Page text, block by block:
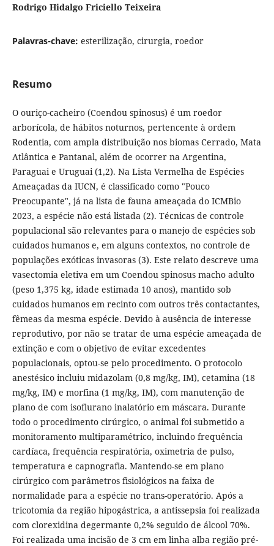
Rodrigo Hidalgo Friciello Teixeira
Palavras-chave: esterilização, cirurgia, roedor
Resumo
O ouriço-cacheiro (Coendou spinosus) é um roedor
arborícola, de hábitos noturnos, pertencente à ordem
Rodentia, com ampla distribuição nos biomas Cerrado, Mata
Atlântica e Pantanal, além de ocorrer na Argentina,
Paraguai e Uruguai (1,2). Na Lista Vermelha de Espécies
Ameaçadas da IUCN, é classificado como "Pouco
Preocupante", já na lista de fauna ameaçada do ICMBio
2023, a espécie não está listada (2). Técnicas de controle
populacional são relevantes para o manejo de espécies sob
cuidados humanos e, em alguns contextos, no controle de
populações exóticas invasoras (3). Este relato descreve uma
vasectomia eletiva em um Coendou spinosus macho adulto
(peso 1,375 kg, idade estimada 10 anos), mantido sob
cuidados humanos em recinto com outros três contactantes,
fêmeas da mesma espécie. Devido à ausência de interesse
reprodutivo, por não se tratar de uma espécie ameaçada de
extinção e com o objetivo de evitar excedentes
populacionais, optou-se pelo procedimento. O protocolo
anestésico incluiu midazolam (0,8 mg/kg, IM), cetamina (18
mg/kg, IM) e morfina (1 mg/kg, IM), com manutenção de
plano de com isoflurano inalatório em máscara. Durante
todo o procedimento cirúrgico, o animal foi submetido a
monitoramento multiparamétrico, incluindo frequência
cardíaca, frequência respiratória, oximetria de pulso,
temperatura e capnografia. Mantendo-se em plano
cirúrgico com parâmetros fisiológicos na faixa de
normalidade para a espécie no trans-operatório. Após a
tricotomia da região hipogástrica, a antissepsia foi realizada
com clorexidina degermante 0,2% seguido de álcool 70%.
Foi realizada uma incisão de 3 cm em linha alba região pré-